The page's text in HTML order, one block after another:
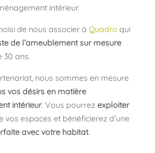
intérieur.
de nous associer à Quadro qui
de l’ameublement sur mesure
30 ans.
nous sommes en mesure
vos désirs en matière
intérieur. Vous pourrez exploiter
vos espaces et bénéficierez d’une
avec votre habitat.